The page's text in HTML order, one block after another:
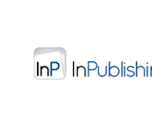
contenuto